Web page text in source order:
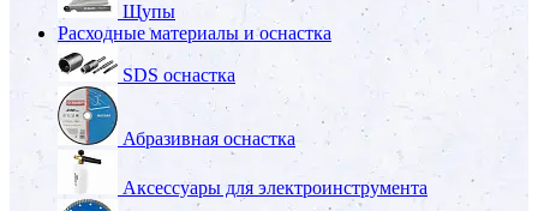
Щупы
Расходные материалы и оснастка
SDS оснастка
Абразивная оснастка
Аксессуары для электроинструмента